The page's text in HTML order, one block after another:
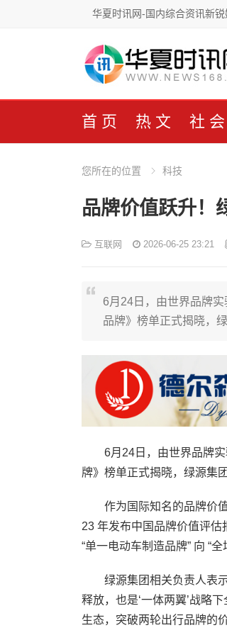
华夏时讯网-国内综合资讯新锐
首页 热文 社会
您所在的位置 科技
品牌价值跃升！
互联网 2026-06-25 23:21
6月24日，由世界品牌
品牌》榜单正式揭晓，
6月24日，由世界品牌实
牌》榜单正式揭晓，绿源集
作为国际知名的品牌价值
23 年发布中国品牌价值评
“单一电动车制造品牌” 向 “
绿源集团相关负责人表示
释放，也是‘一体两翼’战略
生态，突破两轮出行品牌的